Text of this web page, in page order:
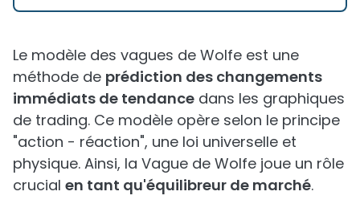
Le modèle des vagues de Wolfe est une
méthode de prédiction des changements
immédiats de tendance dans les graphiques
de trading. Ce modèle opère selon le principe
"action - réaction", une loi universelle et
physique. Ainsi, la Vague de Wolfe joue un rôle
crucial en tant qu'équilibreur de marché.